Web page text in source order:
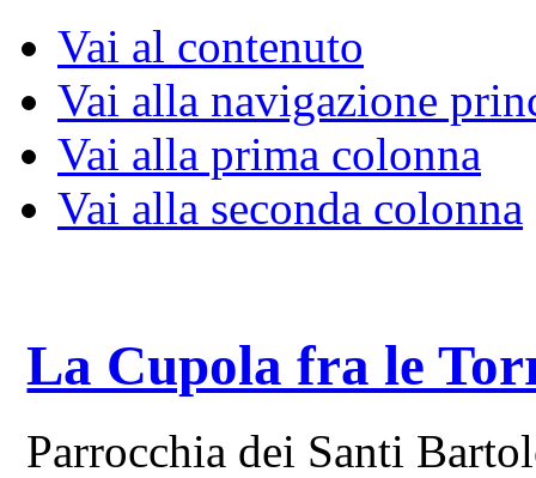
Vai al contenuto
Vai alla navigazione
Vai alla prima colonna
Vai alla seconda colonna
La Cupola fra le
Parrocchia dei Santi